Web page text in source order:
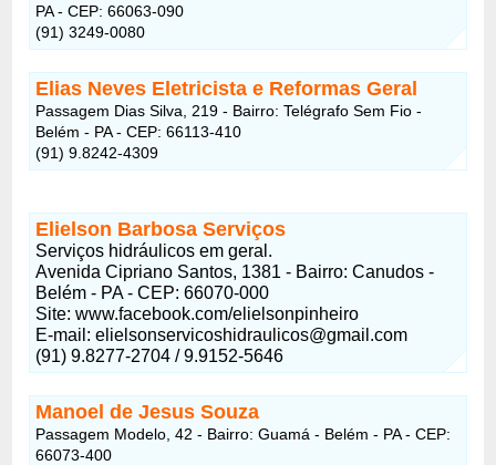
PA - CEP: 66063-090
(91) 3249-0080
Elias Neves Eletricista e Reformas Geral
Passagem Dias Silva, 219 - Bairro: Telégrafo Sem Fio -
Belém - PA - CEP: 66113-410
(91) 9.8242-4309
Elielson Barbosa Serviços
Serviços hidráulicos em geral.
Avenida Cipriano Santos, 1381 - Bairro: Canudos -
Belém - PA - CEP: 66070-000
Site: www.facebook.com/elielsonpinheiro
E-mail:elielsonservicoshidraulicos@gmail.com
(91) 9.8277-2704 / 9.9152-5646
Manoel de Jesus Souza
Passagem Modelo, 42 - Bairro: Guamá - Belém - PA - CEP:
66073-400